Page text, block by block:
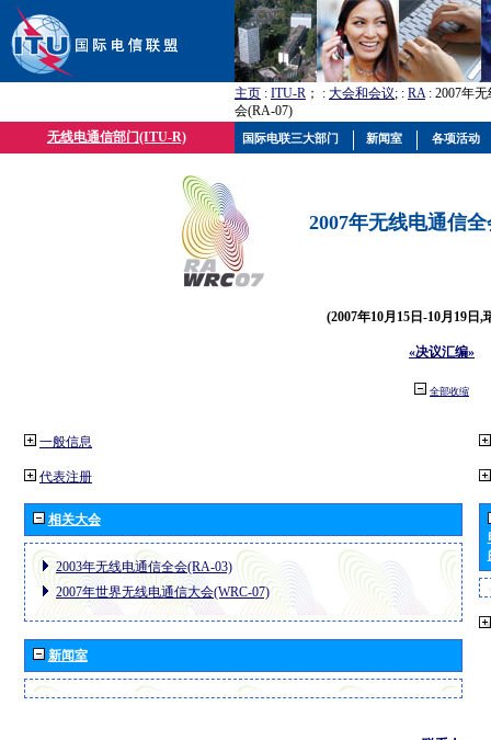
主页 : ITU-R ； : 大会和会议; : RA: 2007年
会(RA-07)
无线电通信部门(ITU-R)
2007年无线电通信
(2007年10月15日-10月19日,
«决议汇编»
全部收缩
一般信息
代表注册
相关大会
2003年无线电通信全会(RA-03)
2007年世界无线电通信大会(WRC-07)
新闻室
国际电联三大部门 新闻室 各项活动